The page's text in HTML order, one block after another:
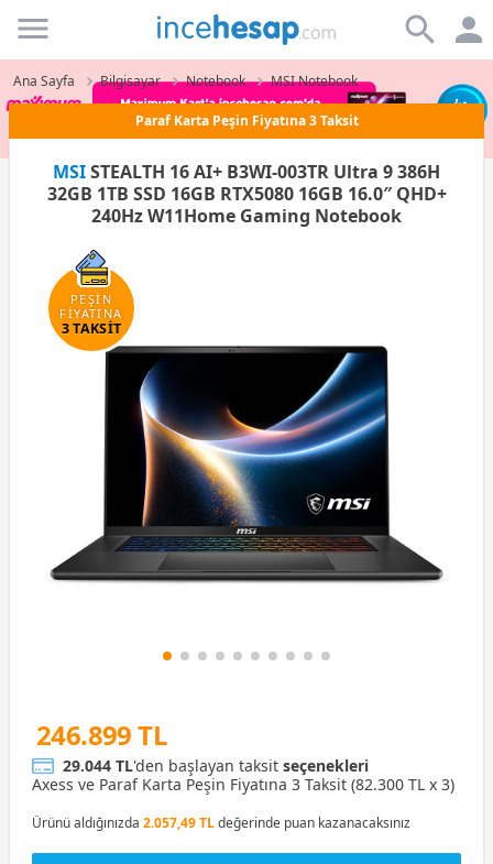
Incehesap
Ana Sayfa Bilgisayar Notebook MSI Notebook
Paraf Karta Peşin Fiyatına 3 Taksit
MSISTEALTH 16 AI+ B3WI-003TR Ultra 9 386H
32GB 1TB SSD 16GB RTX5080 16GB 16.0″ QHD+
240Hz W11Home Gaming Notebook
PEŞİN
FİYATINA
3 TAKSİT
246.899 TL
29.044 TL'den başlayan taksit seçenekleri
Axess ve Paraf Karta Peşin Fiyatına 3 Taksit (82.300 TL x 3)
Ürünü aldığınızda 2.057,49 TLdeğerinde puan kazanacaksınız